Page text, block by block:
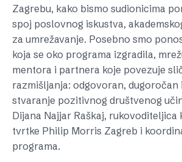
Zagrebu, kako bismo sudionicima
spoj poslovnog iskustva,
za umrežavanje. Posebno smo
koja se oko programa izgradila,
mentora i partnera koje povezuje
razmišljanja: odgovoran, dugoročan
stvaranje pozitivnog društvenog
Dijana Najjar Raškaj, rukovoditeljica
tvrtke Philip Morris Zagreb i
programa.